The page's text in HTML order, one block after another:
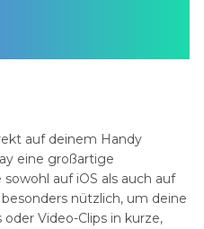
auf deinem Handy
eine großartige
auf iOS als auch auf
nützlich, um deine
Video-Clips in kurze,